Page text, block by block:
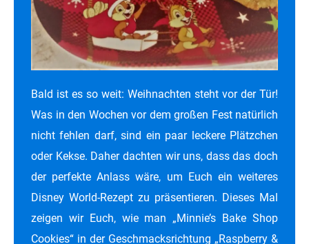
Bald ist es so weit: Weihnachten steht vor der Tür!
Was in den Wochen vor dem großen Fest natürlich
nicht fehlen darf, sind ein paar leckere Plätzchen
oder Kekse. Daher dachten wir uns, dass das doch
der perfekte Anlass wäre, um Euch ein weiteres
Disney World-Rezept zu präsentieren. Dieses Mal
zeigen wir Euch, wie man „Minnie’s Bake Shop
Cookies“ in der Geschmacksrichtung „Raspberry &